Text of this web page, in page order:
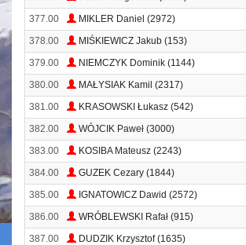
377.00 MIKLER Daniel (2972)
378.00 MIŚKIEWICZ Jakub (153)
379.00 NIEMCZYK Dominik (1144)
380.00
MAŁYSIAK Kamil (2317)
381.00
KRASOWSKI Łukasz (542)
382.00
WÓJCIK Paweł (3000)
383.00
KOSIBA Mateusz (2243)
384.00
GUZEK Cezary (1844)
385.00
IGNATOWICZ Dawid (2572)
386.00 WRÓBLEWSKI Rafał (915)
387.00
DUDZIK Krzysztof (1635)